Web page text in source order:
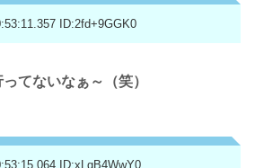
ID:2fd+9GGK0
てないなぁ～（笑）
ID:xLgB4WwY0